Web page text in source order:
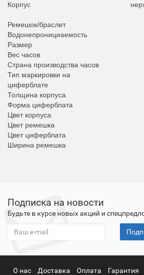
Корпус
Ремешок/браслет
Водонепронициаемость
Размер
Вес часов
Страна производства часов
Тип маркировки на
циферблате
Толщина корпуса
Форма циферблата
Цвет корпуса
Цвет ремешка
Цвет циферблата
Ширина ремешка
Подписка на новости
Будьте в курсе новых акций и
О нас Доставка Оплата Гарантия